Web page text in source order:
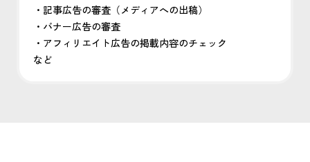
記事広告の審査（メディアへの出稿）
バナー広告の審査
アフィリエイト広告の掲載内容のチェック
など